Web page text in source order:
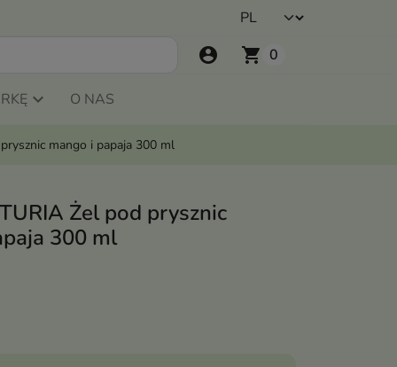
account_circle shopping_cart 0
O NAS
mango i papaja 300 ml
Żel pod prysznic
300 ml